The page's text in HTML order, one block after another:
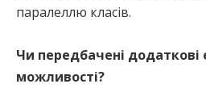
паралеллю класів.
Чи передбачені додаткові
можливості?